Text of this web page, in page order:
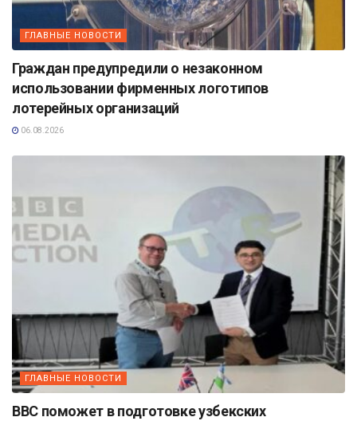
ГЛАВНЫЕ НОВОСТИ
Граждан предупредили о незаконном
использовании фирменных логотипов
лотерейных организаций
06.08.2026
ГЛАВНЫЕ НОВОСТИ
BBC поможет в подготовке узбекских